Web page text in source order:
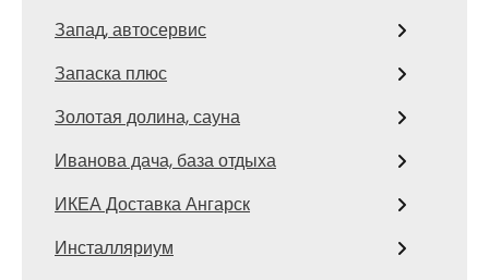
Запад, автосервис
Запаска плюс
Золотая долина, сауна
Иванова дача, база отдыха
ИКЕА Доставка Ангарск
Инсталляриум